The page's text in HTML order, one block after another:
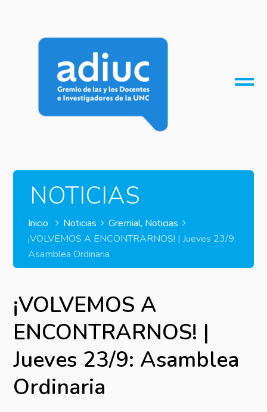
NOTICIAS
Inicio Noticias Gremial, Noticias
¡VOLVEMOS A ENCONTRARNOS! | Jueves 23/9:
Asamblea Ordinaria
¡VOLVEMOS A
ENCONTRARNOS! |
Jueves 23/9: Asamblea
Ordinaria